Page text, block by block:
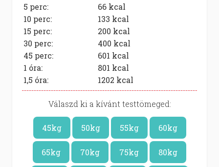
5 perc:
66 kcal
10 perc:
133 kcal
15 perc:
200 kcal
30 perc:
400 kcal
45 perc:
601 kcal
1 óra:
801 kcal
1,5 óra:
1202 kcal
Válaszd ki a kívánt testtömeged:
45kg 50kg 55kg 60kg
65kg 70kg 75kg 80kg